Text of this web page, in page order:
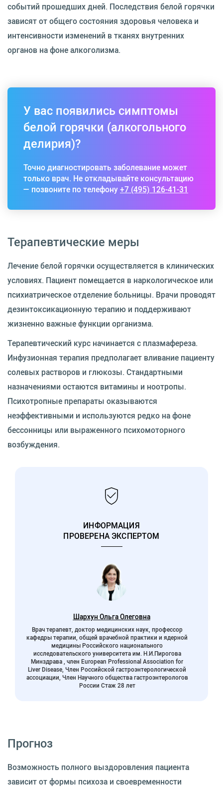
событий прошедших дней. Последствия белой горячки
зависят от общего состояния здоровья человека и
интенсивности изменений в тканях внутренних
органов на фоне алкоголизма.
У вас появились симптомы
белой горячки (алкогольного
делирия)?
Точно диагностировать заболевание может
только врач. Не откладывайте консультацию
— позвоните по телефону+7 (495) 126-41-31
Терапевтические меры
Лечение белой горячки осуществляется в клинических
условиях. Пациент помещается в наркологическое или
психиатрическое отделение больницы. Врачи проводят
дезинтоксикационную терапию и поддерживают
жизненно важные функции организма.
Терапевтический курс начинается с плазмафереза.
Инфузионная терапия предполагает вливание пациенту
солевых растворов и глюкозы. Стандартными
назначениями остаются витамины и ноотропы.
Психотропные препараты оказываются
неэффективными и используются редко на фоне
бессонницы или выраженного психомоторного
возбуждения.
ИНФОРМАЦИЯ
ПРОВЕРЕНА ЭКСПЕРТОМ
Шархун Ольга Олеговна
Врач терапевт, доктор медицинских наук, профессор
кафедры терапии, общей врачебной практики и ядерной
медицины Российского национального
исследовательского университета им. Н.И.Пирогова
Минздрава , член European Professional Association for
Liver Disease, Член Российской гастроэнтерологической
ассоциации, Член Научного общества гастроэнтерологов
России Стаж 28 лет
Прогноз
Возможность полного выздоровления пациента
зависит от формы психоза и своевременности